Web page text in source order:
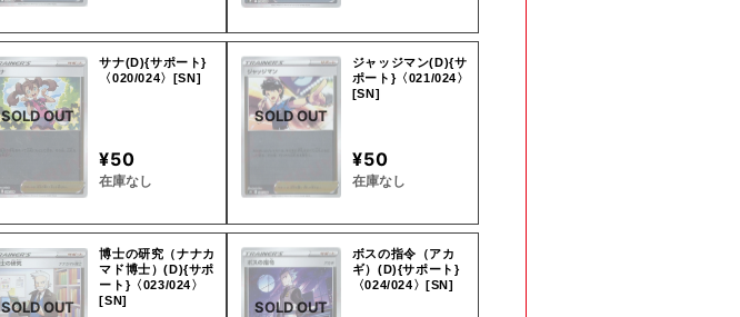
SOLD OUT
サナ(D){サポート}
〈020/024〉[SN]
¥50
在庫なし
SOLD OUT
ジャッジマン(D){サ
ポート}〈021/024〉
[SN]
¥50
在庫なし
SOLD OUT
博士の研究（ナナカ
マド博士）(D){サポ
ート}〈023/024〉
[SN]
SOLD OUT
ボスの指令（アカ
ギ）(D){サポート}
〈024/024〉[SN]